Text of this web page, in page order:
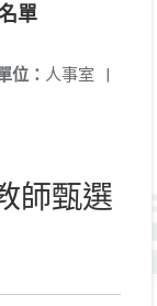
單
位： 人事室 |
師甄選